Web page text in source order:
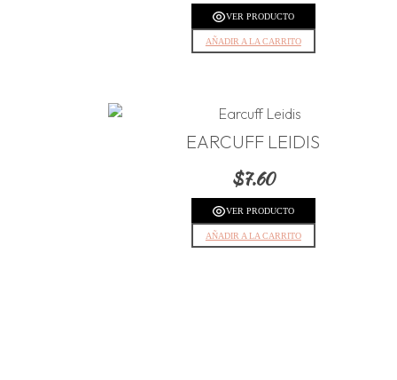
VER PRODUCTO
AÑADIR A LA CARRITO
EARCUFF LEIDIS
$7.60
VER PRODUCTO
AÑADIR A LA CARRITO